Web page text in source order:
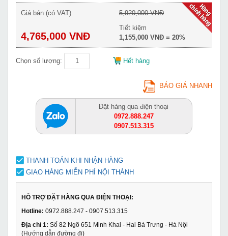
Giá bán (có VAT)
4,765,000 VNĐ
5,920,000 VNĐ
Tiết kiệm
1,155,000 VNĐ = 20%
Chọn số lượng: Hết hàng
BÁO GIÁ NHANH
Đặt hàng qua điện thoại
0972.888.247
0907.513.315
THANH TOÁN KHI NHẬN HÀNG
GIAO HÀNG MIỄN PHÍ NỘI THÀNH
HỖ TRỢ ĐẶT HÀNG QUA ĐIỆN THOẠI:
Hotline: 0972.888.247 - 0907.513.315
Địa chỉ 1: Số 82 Ngõ 651 Minh Khai - Hai Bà Trưng - Hà Nội
(Hướng dẫn đường đi)